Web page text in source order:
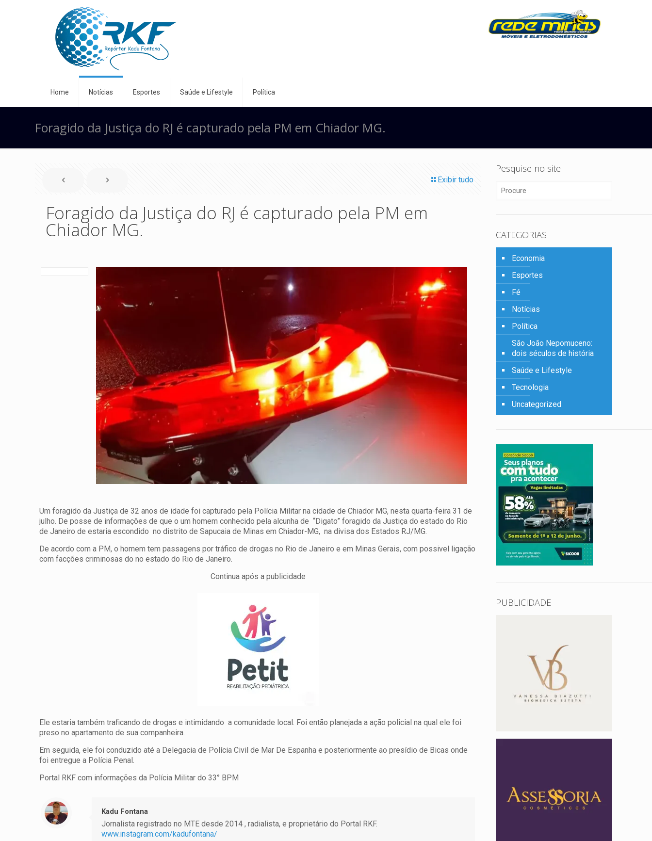
Home Notícias Esportes Saúde e Lifestyle Política
Foragido da Justiça do RJ é capturado pela PM em Chiador MG.
Exibir tudo
Foragido da Justiça do RJ é capturado pela PM em
Chiador MG.
Um foragido da Justiça de 32 anos de idade foi capturado pela Polícia Militar na cidade de Chiador MG, nesta quarta-feira 31 de
julho. De posse de informações de que o um homem conhecido pela alcunha de “Digato” foragido da Justiça do estado do Rio
de Janeiro de estaria escondido no distrito de Sapucaia de Minas em Chiador-MG, na divisa dos Estados RJ/MG.
De acordo com a PM, o homem tem passagens por tráfico de drogas no Rio de Janeiro e em Minas Gerais, com possivel ligação
com facções criminosas do no estado do Rio de Janeiro.
Continua após a publicidade
Ele estaria também traficando de drogas e intimidando a comunidade local. Foi então planejada a ação policial na qual ele foi
preso no apartamento de sua companheira.
Em seguida, ele foi conduzido até a Delegacia de Polícia Civil de Mar De Espanha e posteriormente ao presídio de Bicas onde
foi entregue a Polícia Penal.
Portal RKF com informações da Polícia Militar do 33° BPM
Kadu Fontana
Jornalista registrado no MTE desde 2014 , radialista, e proprietário do Portal RKF.
www.instagram.com/kadufontana/
Pesquise no site
CATEGORIAS
Economia
Esportes
Fé
Notícias
Política
São João Nepomuceno:
dois séculos de história
Saúde e Lifestyle
Tecnologia
Uncategorized
PUBLICIDADE